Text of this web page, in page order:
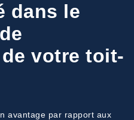
dans le
votre toit-
avantage par rapport aux